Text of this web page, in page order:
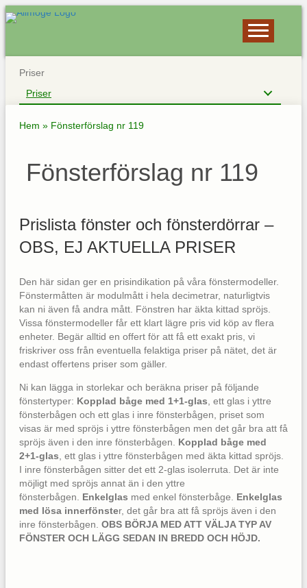
Priser
Priser
Hem » Fönsterförslag nr 119
Fönsterförslag nr 119
Prislista fönster och fönsterdörrar –
OBS, EJ AKTUELLA PRISER
Den här sidan ger en prisindikation på våra fönstermodeller.
Fönstermåtten är modulmått i hela decimetrar, naturligtvis
kan ni även få andra mått. Fönstren har äkta kittad spröjs.
Vissa fönstermodeller får ett klart lägre pris vid köp av flera
enheter. Begär alltid en offert för att få ett exakt pris, vi
friskriver oss från eventuella felaktiga priser på nätet, det är
endast offertens priser som gäller.
Ni kan lägga in storlekar och beräkna priser på följande
fönstertyper: Kopplad båge med 1+1-glas , ett glas i yttre
fönsterbågen och ett glas i inre fönsterbågen, priset som
visas är med spröjs i yttre fönsterbågen men det går bra att få
spröjs även i den inre fönsterbågen. Kopplad båge med
2+1-glas , ett glas i yttre fönsterbågen med äkta kittad spröjs.
I inre fönsterbågen sitter det ett 2-glas isolerruta. Det är inte
möjligt med spröjs annat än i den yttre
fönsterbågen. Enkelglas med enkel fönsterbåge.
Enkelglas
med lösa innerfönster, det går bra att få spröjs även i den
inre fönsterbågen. OBS BÖRJA MED ATT VÄLJA TYP AV
FÖNSTER OCH LÄGG SEDAN IN BREDD OCH HÖJD.